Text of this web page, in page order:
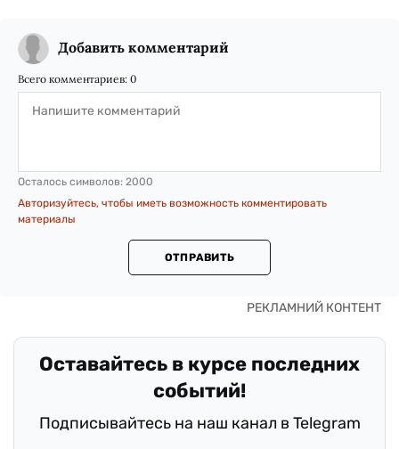
Добавить комментарий
Всего комментариев: 0
Осталось символов: 2000
Авторизуйтесь, чтобы иметь возможность комментировать
материалы
ОТПРАВИТЬ
Оставайтесь в курсе последних
событий!
Подписывайтесь на наш канал в Telegram